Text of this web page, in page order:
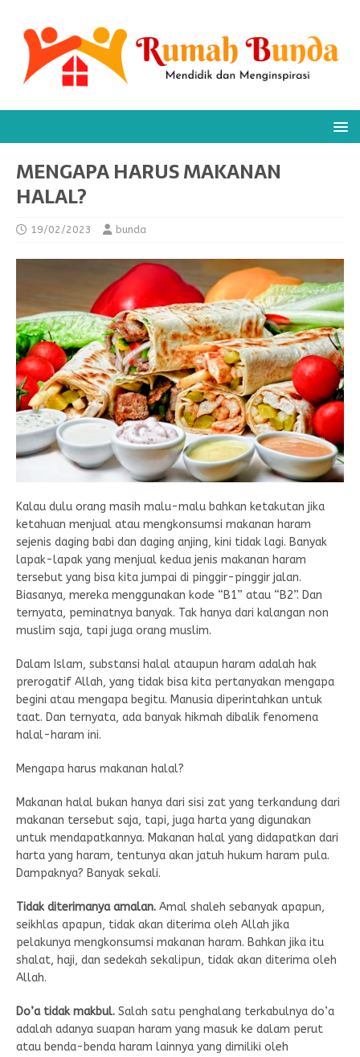
MENGAPA HARUS MAKANAN
HALAL?
19/02/2023 bunda
Kalau dulu orang masih malu-malu bahkan ketakutan jika
ketahuan menjual atau mengkonsumsi makanan haram
sejenis daging babi dan daging anjing, kini tidak lagi. Banyak
lapak-lapak yang menjual kedua jenis makanan haram
tersebut yang bisa kita jumpai di pinggir-pinggir jalan.
Biasanya, mereka menggunakan kode “B1” atau “B2”. Dan
ternyata, peminatnya banyak. Tak hanya dari kalangan non
muslim saja, tapi juga orang muslim.
Dalam Islam, substansi halal ataupun haram adalah hak
prerogatif Allah, yang tidak bisa kita pertanyakan mengapa
begini atau mengapa begitu. Manusia diperintahkan untuk
taat. Dan ternyata, ada banyak hikmah dibalik fenomena
halal-haram ini.
Mengapa harus makanan halal?
Makanan halal bukan hanya dari sisi zat yang terkandung dari
makanan tersebut saja, tapi, juga harta yang digunakan
untuk mendapatkannya. Makanan halal yang didapatkan dari
harta yang haram, tentunya akan jatuh hukum haram pula.
Dampaknya? Banyak sekali.
Tidak diterimanya amalan. Amal shaleh sebanyak apapun,
seikhlas apapun, tidak akan diterima oleh Allah jika
pelakunya mengkonsumsi makanan haram. Bahkan jika itu
shalat, haji, dan sedekah sekalipun, tidak akan diterima oleh
Allah.
Do’a tidak makbul. Salah satu penghalang terkabulnya do’a
adalah adanya suapan haram yang masuk ke dalam perut
atau benda-benda haram lainnya yang dimiliki oleh